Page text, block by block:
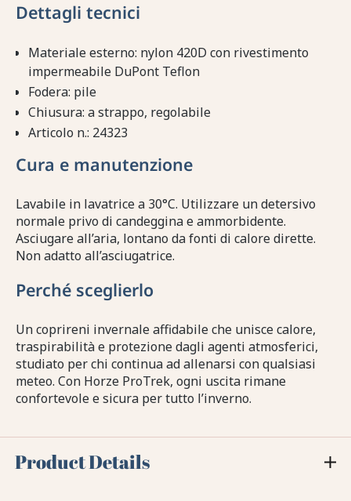
Dettagli tecnici
Materiale esterno: nylon 420D con rivestimento
impermeabile DuPont Teflon
Fodera: pile
Chiusura: a strappo, regolabile
Articolo n.: 24323
Cura e manutenzione
Lavabile in lavatrice a 30°C. Utilizzare un detersivo
normale privo di candeggina e ammorbidente.
Asciugare all’aria, lontano da fonti di calore dirette.
Non adatto all’asciugatrice.
Perché sceglierlo
Un coprireni invernale affidabile che unisce calore,
traspirabilità e protezione dagli agenti atmosferici,
studiato per chi continua ad allenarsi con qualsiasi
meteo. Con Horze ProTrek, ogni uscita rimane
confortevole e sicura per tutto l’inverno.
Product Details